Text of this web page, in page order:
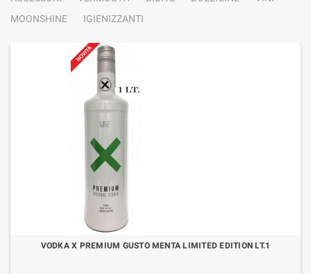
MOONSHINE
IGIENIZZANTI
VODKA X PREMIUM GUSTO MENTA LIMITED EDITION LT.1